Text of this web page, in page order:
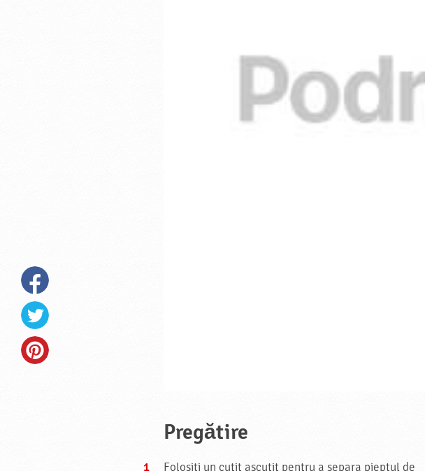
Pregătire
Folositi un cutit ascutit pentru a separa pieptul de